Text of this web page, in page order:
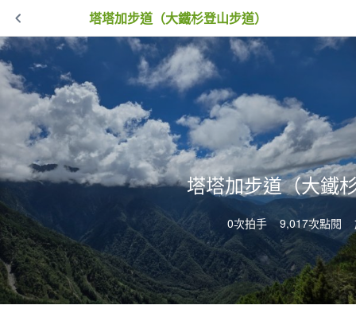
塔塔加步道（大鐵杉登山步道）
塔塔加步道（大鐵
0次拍手 9,017次點閱